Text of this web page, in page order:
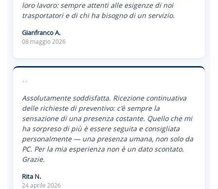
loro lavoro: sempre attenti alle esigenze di noi
trasportatori e di chi ha bisogno di un servizio.
Gianfranco A.
08 maggio 2026
“
Assolutamente soddisfatta. Ricezione continuativa
delle richieste di preventivo: c'è sempre la
sensazione di una presenza costante. Quello che mi
ha sorpreso di più è essere seguita e consigliata
personalmente — una presenza umana, non solo da
PC. Per la mia esperienza non è un dato scontato.
Grazie.
Rita N.
24 aprile 2026